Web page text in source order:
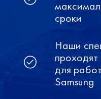
сроки
Наши
для
Samsung